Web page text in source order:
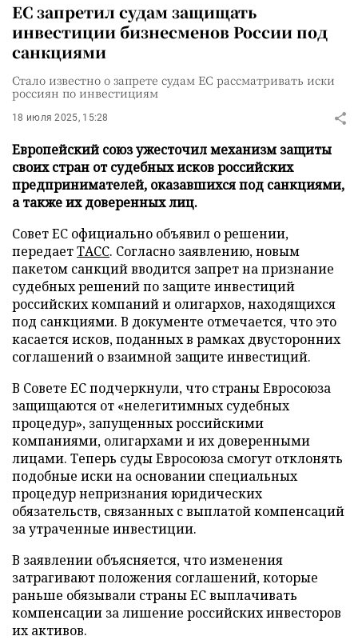
ЕС запретил судам защищать
инвестиции бизнесменов России под
санкциями
Стало известно о запрете судам ЕС рассматривать иски
россиян по инвестициям
18 июля 2025, 15:28
Европейский союз ужесточил механизм защиты
своих стран от судебных исков российских
предпринимателей, оказавшихся под санкциями,
а также их доверенных лиц.
Совет ЕС официально объявил о решении,
передаетТАСС. Согласно заявлению, новым
пакетом санкций вводится запрет на признание
судебных решений по защите инвестиций
российских компаний и олигархов, находящихся
под санкциями. В документе отмечается, что это
касается исков, поданных в рамках двусторонних
соглашений о взаимной защите инвестиций.
В Совете ЕС подчеркнули, что страны Евросоюза
защищаются от «нелегитимных судебных
процедур», запущенных российскими
компаниями, олигархами и их доверенными
лицами. Теперь суды Евросоюза смогут отклонять
подобные иски на основании специальных
процедур непризнания юридических
обязательств, связанных с выплатой компенсаций
за утраченные инвестиции.
В заявлении объясняется, что изменения
затрагивают положения соглашений, которые
раньше обязывали страны ЕС выплачивать
компенсации за лишение российских инвесторов
их активов.